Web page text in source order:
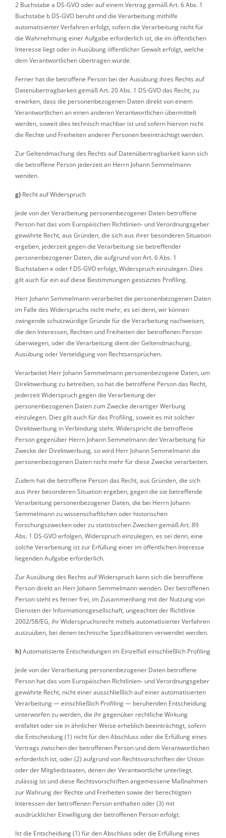
2 Buchstabe a DS-GVO oder auf einem Vertrag gemäß Art. 6 Abs. 1
Buchstabe b DS-GVO beruht und die Verarbeitung mithilfe
automatisierter Verfahren erfolgt, sofern die Verarbeitung nicht für
die Wahrnehmung einer Aufgabe erforderlich ist, die im öffentlichen
Interesse liegt oder in Ausübung öffentlicher Gewalt erfolgt, welche
dem Verantwortlichen übertragen wurde.
Ferner hat die betroffene Person bei der Ausübung ihres Rechts auf
Datenübertragbarkeit gemäß Art. 20 Abs. 1 DS-GVO das Recht, zu
erwirken, dass die personenbezogenen Daten direkt von einem
Verantwortlichen an einen anderen Verantwortlichen übermittelt
werden, soweit dies technisch machbar ist und sofern hiervon nicht
die Rechte und Freiheiten anderer Personen beeinträchtigt werden.
Zur Geltendmachung des Rechts auf Datenübertragbarkeit kann sich
die betroffene Person jederzeit an Herrn Johann Semmelmann
wenden.
g) Recht auf Widerspruch
Jede von der Verarbeitung personenbezogener Daten betroffene
Person hat das vom Europäischen Richtlinien- und Verordnungsgeber
gewährte Recht, aus Gründen, die sich aus ihrer besonderen Situation
ergeben, jederzeit gegen die Verarbeitung sie betreffender
personenbezogener Daten, die aufgrund von Art. 6 Abs. 1
Buchstaben e oder f DS-GVO erfolgt, Widerspruch einzulegen. Dies
gilt auch für ein auf diese Bestimmungen gestütztes Profiling.
Herr Johann Semmelmann verarbeitet die personenbezogenen Daten
im Falle des Widerspruchs nicht mehr, es sei denn, wir können
zwingende schutzwürdige Gründe für die Verarbeitung nachweisen,
die den Interessen, Rechten und Freiheiten der betroffenen Person
überwiegen, oder die Verarbeitung dient der Geltendmachung,
Ausübung oder Verteidigung von Rechtsansprüchen.
Verarbeitet Herr Johann Semmelmann personenbezogene Daten, um
Direktwerbung zu betreiben, so hat die betroffene Person das Recht,
jederzeit Widerspruch gegen die Verarbeitung der
personenbezogenen Daten zum Zwecke derartiger Werbung
einzulegen. Dies gilt auch für das Profiling, soweit es mit solcher
Direktwerbung in Verbindung steht. Widerspricht die betroffene
Person gegenüber Herrn Johann Semmelmann der Verarbeitung für
Zwecke der Direktwerbung, so wird Herr Johann Semmelmann die
personenbezogenen Daten nicht mehr für diese Zwecke verarbeiten.
Zudem hat die betroffene Person das Recht, aus Gründen, die sich
aus ihrer besonderen Situation ergeben, gegen die sie betreffende
Verarbeitung personenbezogener Daten, die bei Herrn Johann
Semmelmann zu wissenschaftlichen oder historischen
Forschungszwecken oder zu statistischen Zwecken gemäß Art. 89
Abs. 1 DS-GVO erfolgen, Widerspruch einzulegen, es sei denn, eine
solche Verarbeitung ist zur Erfüllung einer im öffentlichen Interesse
liegenden Aufgabe erforderlich.
Zur Ausübung des Rechts auf Widerspruch kann sich die betroffene
Person direkt an Herr Johann Semmelmann wenden. Der betroffenen
Person steht es ferner frei, im Zusammenhang mit der Nutzung von
Diensten der Informationsgesellschaft, ungeachtet der Richtlinie
2002/58/EG, ihr Widerspruchsrecht mittels automatisierter Verfahren
auszuüben, bei denen technische Spezifikationen verwendet werden.
h)Automatisierte Entscheidungen im Einzelfall einschließlich Profiling
Jede von der Verarbeitung personenbezogener Daten betroffene
Person hat das vom Europäischen Richtlinien- und Verordnungsgeber
gewährte Recht, nicht einer ausschließlich auf einer automatisierten
Verarbeitung — einschließlich Profiling — beruhenden Entscheidung
unterworfen zu werden, die ihr gegenüber rechtliche Wirkung
entfaltet oder sie in ähnlicher Weise erheblich beeinträchtigt, sofern
die Entscheidung (1) nicht für den Abschluss oder die Erfüllung eines
Vertrags zwischen der betroffenen Person und dem Verantwortlichen
erforderlich ist, oder (2) aufgrund von Rechtsvorschriften der Union
oder der Mitgliedstaaten, denen der Verantwortliche unterliegt,
zulässig ist und diese Rechtsvorschriften angemessene Maßnahmen
zur Wahrung der Rechte und Freiheiten sowie der berechtigten
Interessen der betroffenen Person enthalten oder (3) mit
ausdrücklicher Einwilligung der betroffenen Person erfolgt.
Ist die Entscheidung (1) für den Abschluss oder die Erfüllung eines